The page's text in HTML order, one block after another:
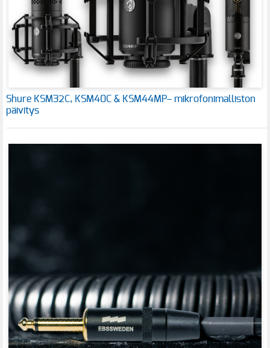
Shure KSM32C, KSM40C & KSM44MP– mikrofonimalliston
päivitys